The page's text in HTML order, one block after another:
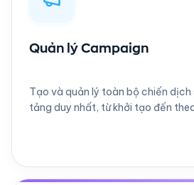
Quản lý Campaign
Tạo và quản lý toàn bộ chiến dịch
tảng duy nhất, từ khởi tạo đến